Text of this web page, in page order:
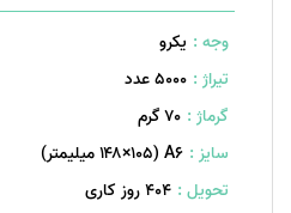
وجه : یکرو
تیراژ : 5000 عدد
گرماژ : ۷۰ گرم
سایز : A۶ (۱۴۸×۱۰۵ میلیمتر)
تحویل : 404 روز کاری